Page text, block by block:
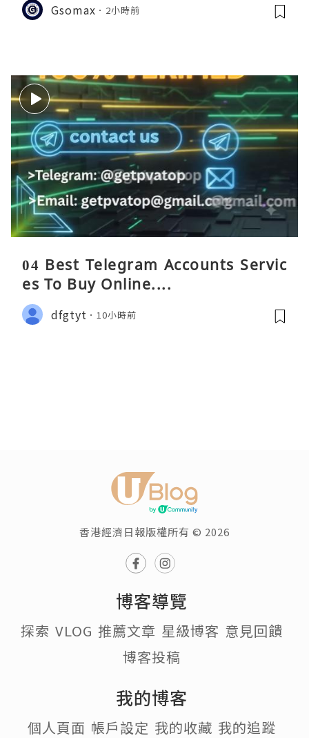
Gsomax 2小時前
04 Best Telegram Accounts Servic
es To Buy Online....
dfgtyt 10小時前
香港經濟日報版權所有 © 2026
博客導覽
探索 VLOG 推薦文章 星級博客 意見回饋
博客投稿
我的博客
個人頁面 帳戶設定 我的收藏 我的追蹤